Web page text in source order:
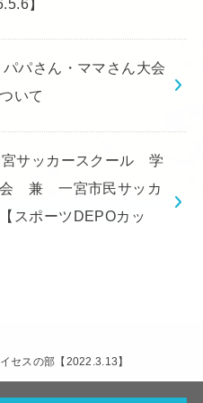
】
パさん・ママさん大会
いて
サッカースクール 学
会 兼 一宮市民サッカ
スポーツDEPOカッ
セスの部【2022.3.13】